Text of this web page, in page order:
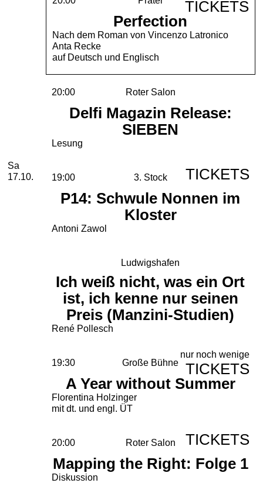
Perfection
Nach dem Roman von Vincenzo Latronico
Anta Recke
auf Deutsch und Englisch
TICKETS
20:00 Roter Salon
Delfi Magazin Release:
SIEBEN
Lesung
Samstag, 17. Oktober 2026
Sa
17.10.
19:00 3. Stock
P14: Schwule Nonnen im
Kloster
Antoni Zawol
TICKETS
Ludwigshafen
Ich weiß nicht, was ein Ort
ist, ich kenne nur seinen
Preis (Manzini-Studien)
René Pollesch
19:30 Große Bühne
A Year without Summer
Florentina Holzinger
mit dt. und engl. ÜT
nur noch wenige
TICKETS
20:00 Roter Salon
Mapping the Right: Folge 1
Diskussion
TICKETS